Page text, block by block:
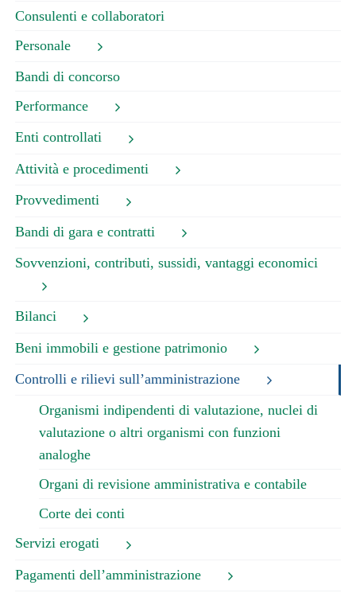
Consulenti e collaboratori
Personale
Bandi di concorso
Performance
Enti controllati
Attività e procedimenti
Provvedimenti
Bandi di gara e contratti
Sovvenzioni, contributi, sussidi, vantaggi economici
Bilanci
Beni immobili e gestione patrimonio
Controlli e rilievi sull’amministrazione
Organismi indipendenti di valutazione, nuclei di
valutazione o altri organismi con funzioni
analoghe
Organi di revisione amministrativa e contabile
Corte dei conti
Servizi erogati
Pagamenti dell’amministrazione